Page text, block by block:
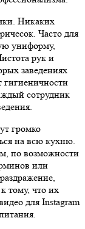
Никаких
Часто для
униформу,
рук и
заведениях
гигиеничности
сотрудник
громко
на всю кухню.
по возможности
или
тому, что их
для Instagram